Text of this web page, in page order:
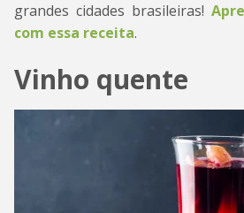
grandes cidades brasileiras!
com essa receita.
Vinho quente